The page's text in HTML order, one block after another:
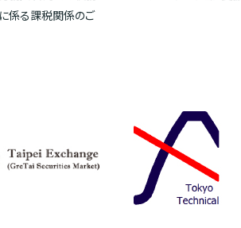
係る課税関係のご